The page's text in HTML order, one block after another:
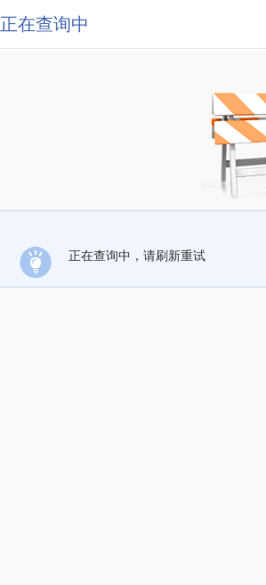
正在查询中
正在查询中，请刷新重试